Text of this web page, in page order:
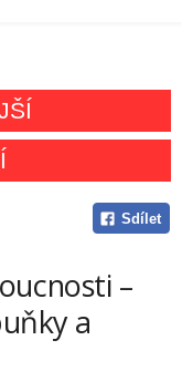
Sdílet
–
a